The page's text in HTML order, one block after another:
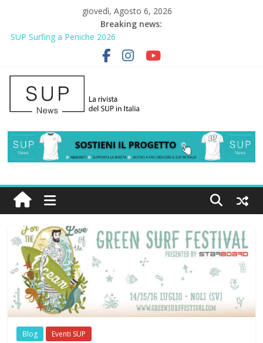
giovedì, Agosto 6, 2026
Breaking news:
SUP Surfing a Peniche 2026
AirSUP a Gallico: prima storica gara per Reggio Calabria
Gallico Paddle Fest 2026: sul lungomare di Gallico torna la festa
del SUP
Porto Selvaggio, a lezione di soccorso con la giornata della
prevenzione
2° Urban Sup Trophy: la regata solidale per lo IOR
Blog Eventi SUP